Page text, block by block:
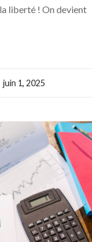
liberté ! On devient
juin 1, 2025